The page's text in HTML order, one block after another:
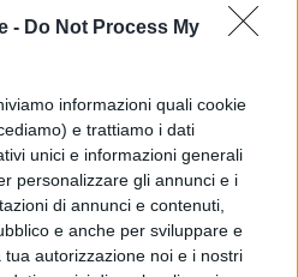
- Do Not Process My
informazioni quali cookie
e trattiamo i dati
unici e informazioni generali
personalizzare gli annunci e i
di annunci e contenuti,
e anche per sviluppare e
autorizzazione noi e i nostri
della Biblioteca Siani dai
e accoltella il figlio: arrestato
disegni e il sondaggio